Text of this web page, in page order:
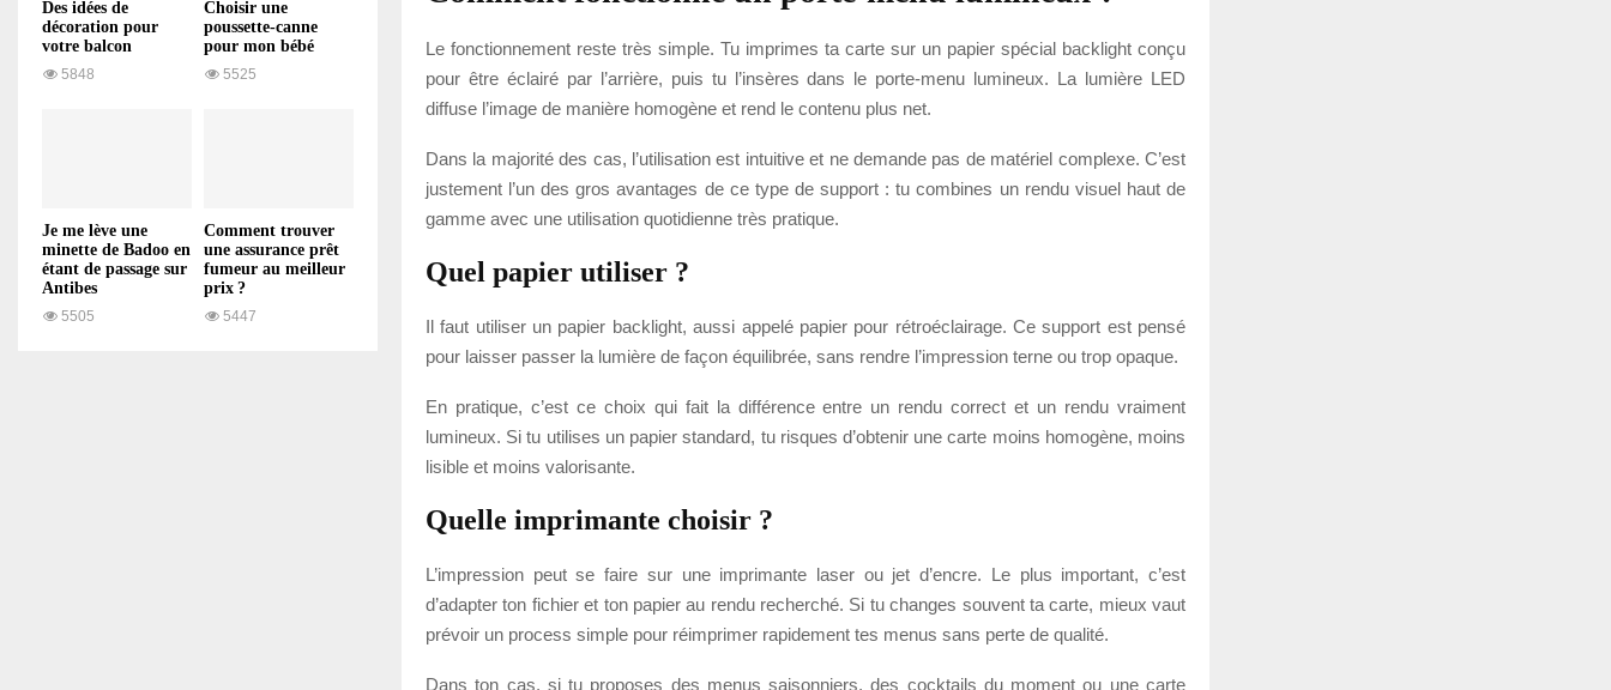
Le fonctionnement reste très simple. Tu imprimes ta carte sur un papier spécial backlight conçu
pour être éclairé par l’arrière, puis tu l’insères dans le porte-menu lumineux. La lumière LED
diffuse l’image de manière homogène et rend le contenu plus net.
Dans la majorité des cas, l’utilisation est intuitive et ne demande pas de matériel complexe. C’est
justement l’un des gros avantages de ce type de support : tu combines un rendu visuel haut de
gamme avec une utilisation quotidienne très pratique.
Quel papier utiliser ?
Il faut utiliser un papier backlight, aussi appelé papier pour rétroéclairage. Ce support est pensé
pour laisser passer la lumière de façon équilibrée, sans rendre l’impression terne ou trop opaque.
En pratique, c’est ce choix qui fait la différence entre un rendu correct et un rendu vraiment
lumineux. Si tu utilises un papier standard, tu risques d’obtenir une carte moins homogène, moins
lisible et moins valorisante.
Quelle imprimante choisir ?
L’impression peut se faire sur une imprimante laser ou jet d’encre. Le plus important, c’est
d’adapter ton fichier et ton papier au rendu recherché. Si tu changes souvent ta carte, mieux vaut
prévoir un process simple pour réimprimer rapidement tes menus sans perte de qualité.
Dans ton cas, si tu proposes des menus saisonniers, des cocktails du moment ou une carte
Des idées de
décoration pour
votre balcon
5848
Choisir une
poussette-canne
pour mon bébé
5525
Je me lève une
minette de Badoo en
étant de passage sur
Antibes
5505
Comment trouver
une assurance prêt
fumeur au meilleur
prix ?
5447